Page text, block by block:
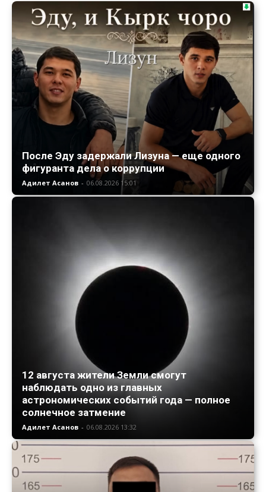
После Эду задержали Лизуна — еще одного
фигуранта дела о коррупции
Адилет Асанов - 06.08.2026 15:01
12 августа жители Земли смогут
наблюдать одно из главных
астрономических событий года — полное
солнечное затмение
Адилет Асанов - 06.08.2026 13:32